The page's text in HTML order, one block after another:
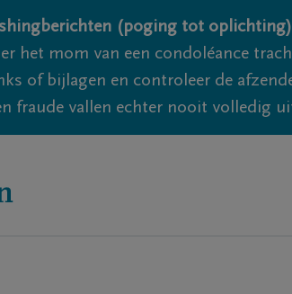
(poging tot
het mom van een condoléance
of bijlagen en controleer de
fraude vallen echter nooit volledig